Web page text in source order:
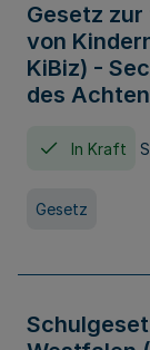
Gesetz
von
KiBiz) -
des
In Kraft
Gesetz